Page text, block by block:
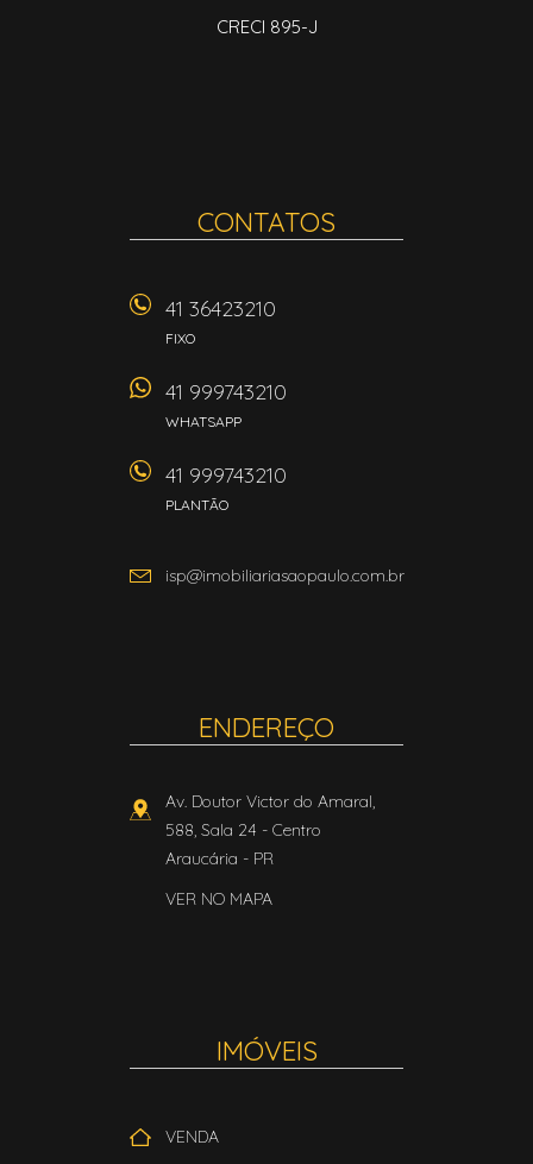
CRECI 895-J
CONTATOS
41 36423210
FIXO
41 999743210
WHATSAPP
41 999743210
PLANTÃO
isp@imobiliariasaopaulo.com.br
ENDEREÇO
Av. Doutor Victor do Amaral,
588, Sala 24 - Centro
Araucária - PR
VER NO MAPA
IMÓVEIS
VENDA